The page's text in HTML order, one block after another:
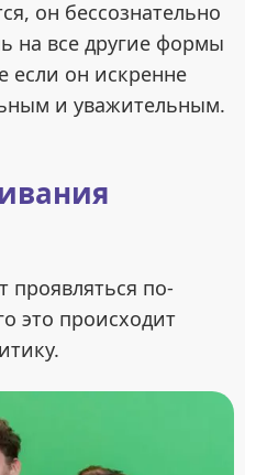
он бессознательно
на все другие формы
если он искренне
и уважительным.
по-
это происходит